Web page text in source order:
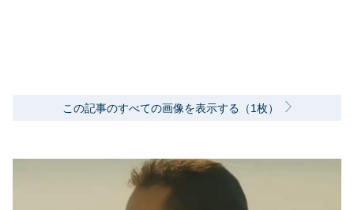
この記事のすべての画像を表示する（1枚）